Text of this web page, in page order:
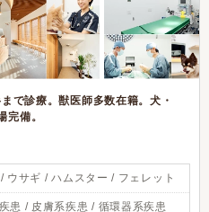
で診療。獣医師多数在籍。犬・
完備。
ウサギ / ハムスター / フェレット
患 / 皮膚系疾患 / 循環器系疾患